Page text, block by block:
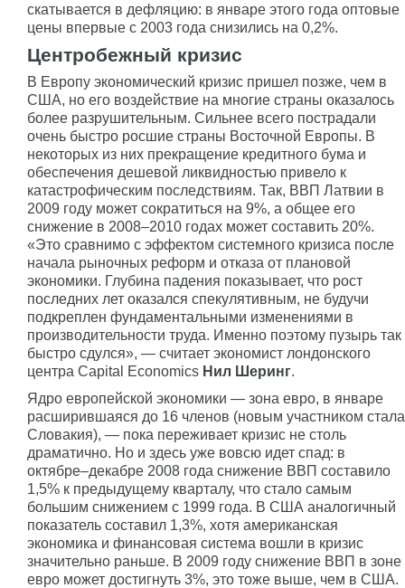
скатывается в дефляцию: в январе этого года оптовые
цены впервые с 2003 года снизились на 0,2%.
Центробежный кризис
В Европу экономический кризис пришел позже, чем в
США, но его воздействие на многие страны оказалось
более разрушительным. Сильнее всего пострадали
очень быстро росшие страны Восточной Европы. В
некоторых из них прекращение кредитного бума и
обеспечения дешевой ликвидностью привело к
катастрофическим последствиям. Так, ВВП Латвии в
2009 году может сократиться на 9%, а общее его
снижение в 2008–2010 годах может составить 20%.
«Это сравнимо с эффектом системного кризиса после
начала рыночных реформ и отказа от плановой
экономики. Глубина падения показывает, что рост
последних лет оказался спекулятивным, не будучи
подкреплен фундаментальными изменениями в
производительности труда. Именно поэтому пузырь так
быстро сдулся», — считает экономист лондонского
центра Capital Economics Нил Шеринг.
Ядро европейской экономики — зона евро, в январе
расширившаяся до 16 членов (новым участником стала
Словакия), — пока переживает кризис не столь
драматично. Но и здесь уже вовсю идет спад: в
октябре–декабре 2008 года снижение ВВП составило
1,5% к предыдущему кварталу, что стало самым
большим снижением с 1999 года. В США аналогичный
показатель составил 1,3%, хотя американская
экономика и финансовая система вошли в кризис
значительно раньше. В 2009 году снижение ВВП в зоне
евро может достигнуть 3%, это тоже выше, чем в США.